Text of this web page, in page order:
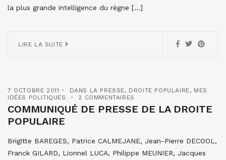
la plus grande intelligence du règne […]
LIRE LA SUITE
7 OCTOBRE 2011 DANS LA PRESSE, DROITE POPULAIRE, MES
IDÉES POLITIQUES
2 COMMENTAIRES
COMMUNIQUÉ DE PRESSE DE LA DROITE
POPULAIRE
Brigitte BAREGES, Patrice CALMEJANE, Jean-Pierre DECOOL,
Franck GILARD, Lionnel LUCA, Philippe MEUNIER, Jacques